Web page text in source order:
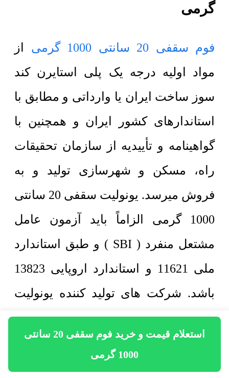
استعلام قیمت و خرید فوم سقفی 20 سانتی
1000 گرمی
گرمی
فوم سقفی 20 سانتی 1000 گرمی
از
مواد اولیه درجه یک پلی استایرن کند
سوز ساخت ایران یا وارداتی و مطابق با
استاندارهای کشور ایران و همچنین با
گواهینامه و تأییدیه از سازمان تحقیقات
راه، مسکن و شهرسازی تولید و به
فروش میرسد. یونولیت سقفی 20 سانتی
1000 گرمی الزاماً باید آزمون عامل
مشتعل منفرد ( SBI ) و طبق استاندارد
ملی 11621 و استاندارد اروپایی 13823
باشد. شرکت های تولید کننده یونولیت
سقفی مطابق آزمون های مشروحه در
نشریه شماره 4 پاییز 1391 سازمان